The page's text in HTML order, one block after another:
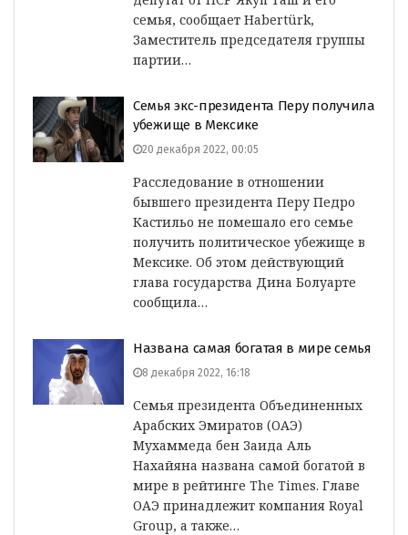
семья, сообщает Нabertürk,
Заместитель председателя группы
партии…
Семья экс-президента Перу получила
убежище в Мексике
20 декабря 2022, 00:05
Расследование в отношении
бывшего президента Перу Педро
Кастильо не помешало его семье
получить политическое убежище в
Мексике. Об этом действующий
глава государства Дина Болуарте
сообщила…
Названа самая богатая в мире семья
8 декабря 2022, 16:18
Семья президента Объединенных
Арабских Эмиратов (ОАЭ)
Мухаммеда бен Заида Аль
Нахайяна названа самой богатой в
мире в рейтинге The Times. Главе
ОАЭ принадлежит компания Royal
Group, а также…